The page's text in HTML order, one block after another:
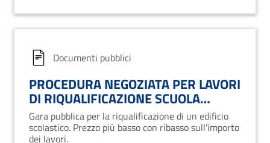
Documenti pubblici
PROCEDURA NEGOZIATA PER LAVORI
DI RIQUALIFICAZIONE SCUOLA
DELL'INFANZIA VIA GALLIANO
Gara pubblica per la riqualificazione di un edificio
scolastico. Prezzo più basso con ribasso sull'importo
dei lavori.